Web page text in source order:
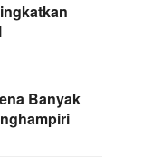
Banyak